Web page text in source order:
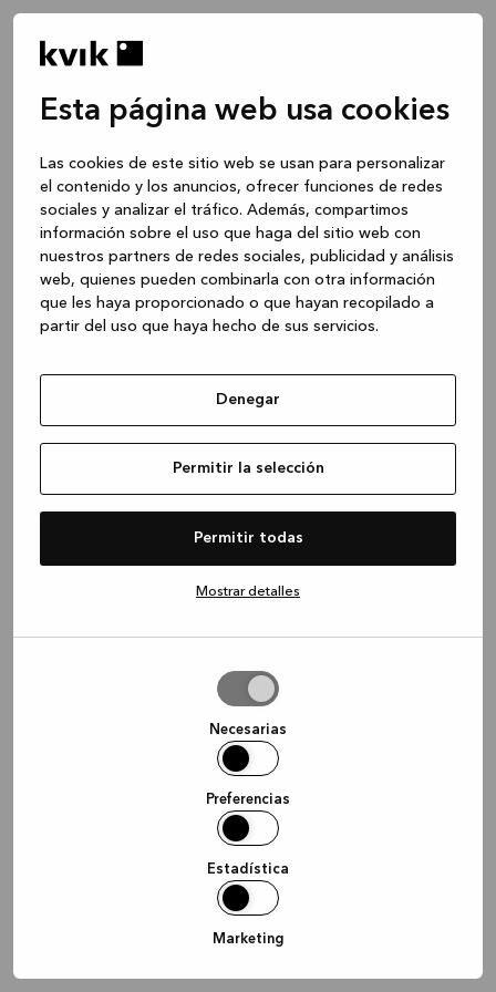
Esta página web usa cookies
Las cookies de este sitio web se usan para personalizar
el contenido y los anuncios, ofrecer funciones de redes
sociales y analizar el tráfico. Además, compartimos
información sobre el uso que haga del sitio web con
nuestros partners de redes sociales, publicidad y análisis
web, quienes pueden combinarla con otra información
que les haya proporcionado o que hayan recopilado a
partir del uso que haya hecho de sus servicios.
Denegar
Permitir la selección
Permitir todas
Mostrar detalles
Necesarias
Preferencias
Estadística
Marketing
Application error: a client-side exception has occurred
loadingwww.kvik.es (see the browser console for more